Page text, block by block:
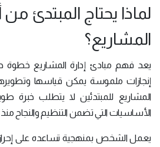
لماذا يحتاج المبتدئ
المشاريع؟
يعد فهم مبادئ إدارة المشاريع خطوة
إنجازات ملموسة يمكن قياسها
المشاريع للمبتدئين لا يتطلب خبرة
الأساسيات التي تضمن التنظيم والنجاح منذ
يعمل الشخص بمنهجية تساعده على إحراز